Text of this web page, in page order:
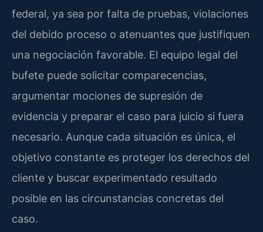
federal, ya sea por falta de pruebas, violaciones
del debido proceso o atenuantes que justifiquen
una negociación favorable. El equipo legal del
bufete puede solicitar comparecencias,
argumentar mociones de supresión de
evidencia y preparar el caso para juicio si fuera
necesario. Aunque cada situación es única, el
objetivo constante es proteger los derechos del
cliente y buscar experimentado resultado
posible en las circunstancias concretas del
caso.